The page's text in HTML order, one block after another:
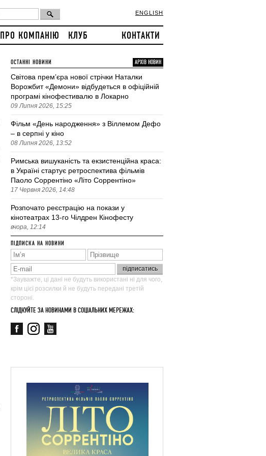
ENGLISH
ПРО КОМПАНІЮ КЛУБ КОНТАКТИ
ОСТАННІ НОВИНИ АРХІВ НОВИН
Світова премʼєра нової стрічки Наталки
Ворожбит «Демони» відбудеться в офіційній
програмі кінофестивалю в Локарно
09 Липня 2026, 15:25
Фільм «День народження» з Віллемом Дефо
– в серпні у кіно
08 Липня 2026, 13:52
Римська вишуканість та екзистенційна краса:
в Україні стартує ретроспектива фільмів
Паоло Соррентіно «Літо Соррентіно»
17 Червня 2026, 14:48
Розпочато реєстрацію на покази у
кінотеатрах 13-го Чілдрен Кінофесту
вчора, 12:14
ПІДПИСКА НА НОВИНИ
*Зауважте, ці дані не будуть використані ні для чого,
крім цієї розсилки й не будуть передані третій
стороні.
СЛІДКУЙТЕ ЗА НОВИНАМИ В СОЦІАЛЬНИХ МЕРЕЖАХ: